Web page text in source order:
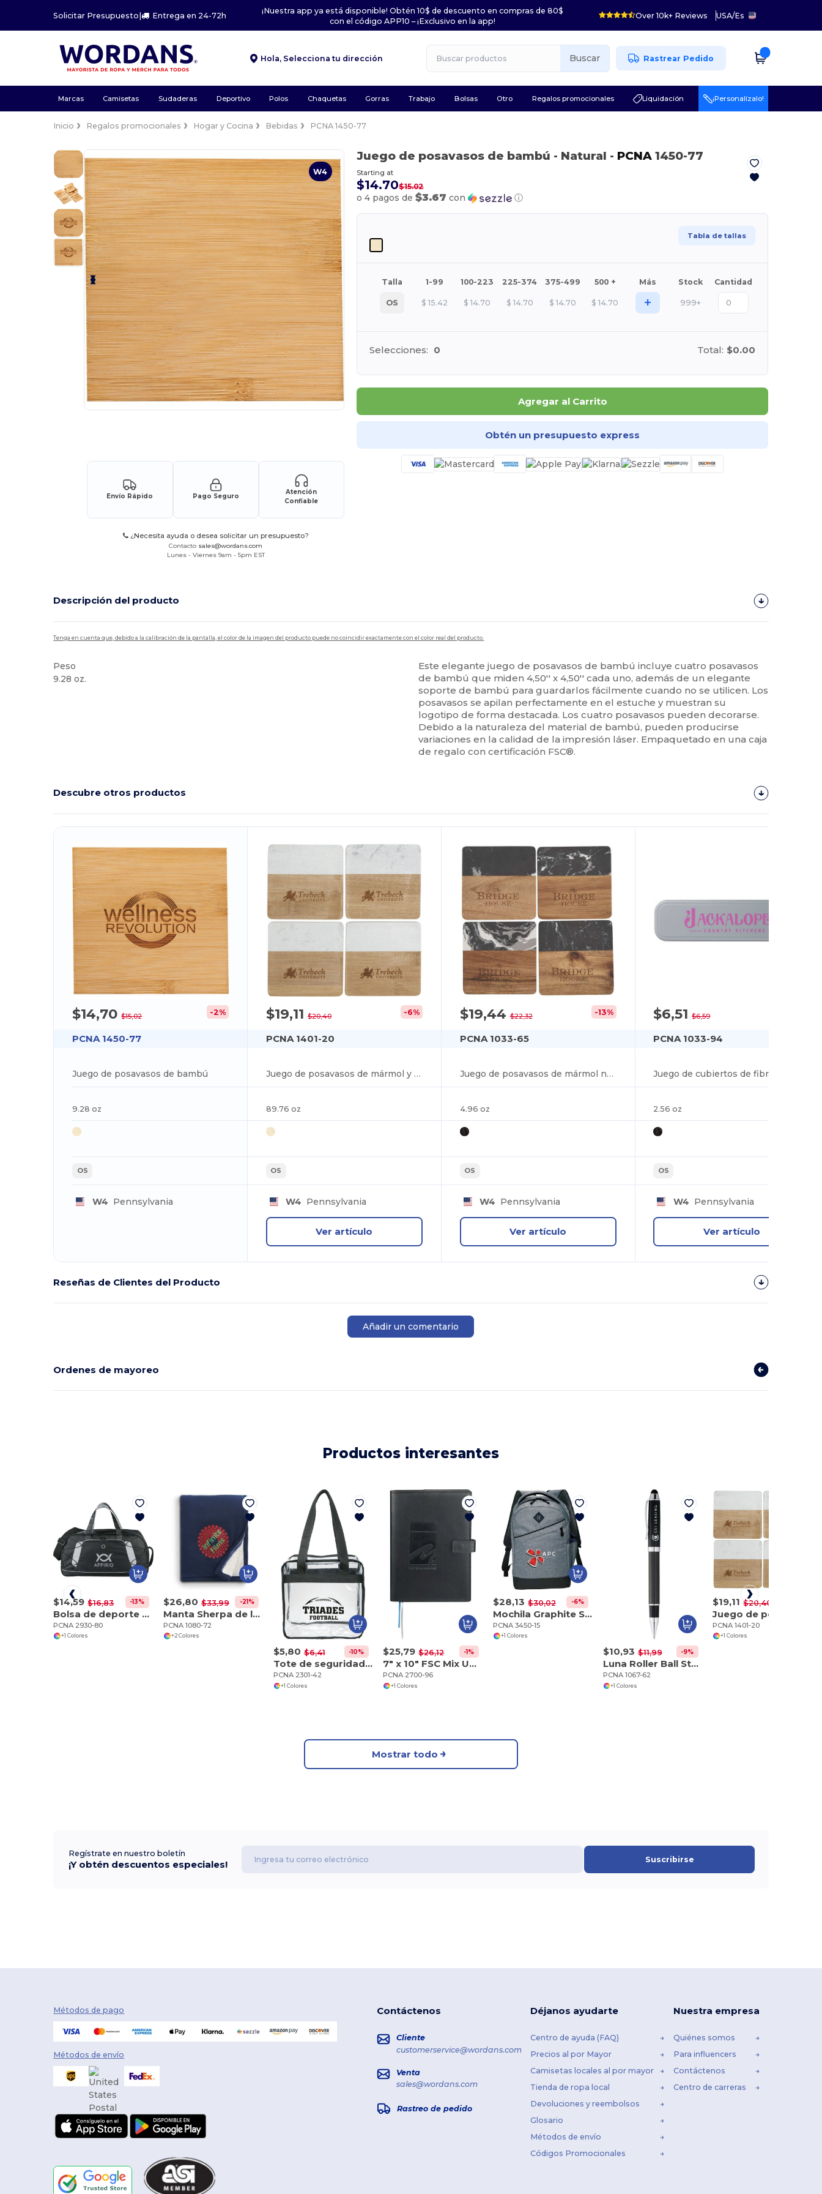
Solicitar Presupuesto| Entrega en 24-72h
¡Nuestra app ya está disponible! Obtén 10$ de descuento en compras de 80$
con el código APP10 – ¡Exclusivo en la app!
Over 10k+ Reviews USA/Es
Hola, Selecciona tu dirección Buscar Rastrear Pedido
Marcas Camisetas Sudaderas Deportivo Polos Chaquetas Gorras Trabajo Bolsas Otro Regalos promocionales Liquidación ¡Personalízalo!
Inicio Regalos promocionales Hogar y Cocina Bebidas PCNA 1450-77
W4
Envío Rápido Pago Seguro
Atención
Confiable
¿Necesita ayuda o desea solicitar un presupuesto?
Contacto sales@wordans.com
Lunes - Viernes 9am - 5pm EST
Juego de posavasos de bambú - Natural - PCNA1450-77
Starting at
$14.70$15.02
o 4 pagos de $3.67 con ⓘ
Tabla de tallas
Talla 1-99 100-223 225-374 375-499 500 + Más Stock Cantidad
OS $ 15.42 $ 14.70 $ 14.70 $ 14.70 $ 14.70 + 999+
Selecciones: 0 Total: $0.00
Agregar al Carrito
Obtén un presupuesto express
Descripción del producto
Tenga en cuenta que, debido a la calibración de la pantalla, el color de la imagen del producto puede no coincidir exactamente con el color real del producto.
Peso
9.28 oz.
Este elegante juego de posavasos de bambú incluye cuatro posavasos
de bambú que miden 4,50'' x 4,50'' cada uno, además de un elegante
soporte de bambú para guardarlos fácilmente cuando no se utilicen. Los
posavasos se apilan perfectamente en el estuche y muestran su
logotipo de forma destacada. Los cuatro posavasos pueden decorarse.
Debido a la naturaleza del material de bambú, pueden producirse
variaciones en la calidad de la impresión láser. Empaquetado en una caja
de regalo con certificación FSC®.
Descubre otros productos
$14,70$15,02 -2%
PCNA 1450-77
Juego de posavasos de bambú
9.28 oz
OS
W4 Pennsylvania
$19,11 $20,40 -6%
PCNA 1401-20
Juego de posavasos de mármol y bambú
89.76 oz
OS
W4 Pennsylvania
Ver artículo
$19,44$22,32 -13%
PCNA 1033-65
Juego de posavasos de mármol negro y madera
4.96 oz
OS
W4 Pennsylvania
Ver artículo
$6,51$6,59
PCNA 1033-94
2.56 oz
OS
W4 Pennsylvania
Ver artículo
Reseñas de Clientes del Producto
Añadir un comentario
Ordenes de mayoreo
Productos interesantes
$14,59 $16,83 -13%
Bolsa de deporte Shockwave 19
PCNA 2930-80
+1 Colores
$26,80 $33,99 -21%
Manta Sherpa de lana a cuadros
PCNA 1080-72
+2 Colores
$5,80 $6,41 -10%
Tote de seguridad transparente con cremallera Game Day
PCNA 2301-42
+1 Colores
$25,79 $26,12 -1%
7" x 10" FSC Mix Uptown Diario de Piel Rellenable
PCNA 2700-96
+1 Colores
$28,13 $30,02 -6%
Mochila Graphite Slim para ordenador de 15
PCNA 3450-15
+1 Colores
$10,93 $11,99 -9%
Luna Roller Ball Stylus
PCNA 1067-62
+1 Colores
$19,11 $20,40
PCNA 1401-20
+1 Colores
Mostrar todo
Regístrate en nuestro boletín
¡Y obtén descuentos especiales! Suscribirse
Métodos de pago
Métodos de envío
Contáctenos
Cliente
customerservice@wordans.com
Venta
sales@wordans.com
Rastreo de pedido
Déjanos ayudarte
Centro de ayuda (FAQ)
Precios al por Mayor
Camisetas locales al por mayor
Tienda de ropa local
Devoluciones y reembolsos
Glosario
Métodos de envío
Códigos Promocionales
Nuestra empresa
Quiénes somos
Para influencers
Contáctenos
Centro de carreras